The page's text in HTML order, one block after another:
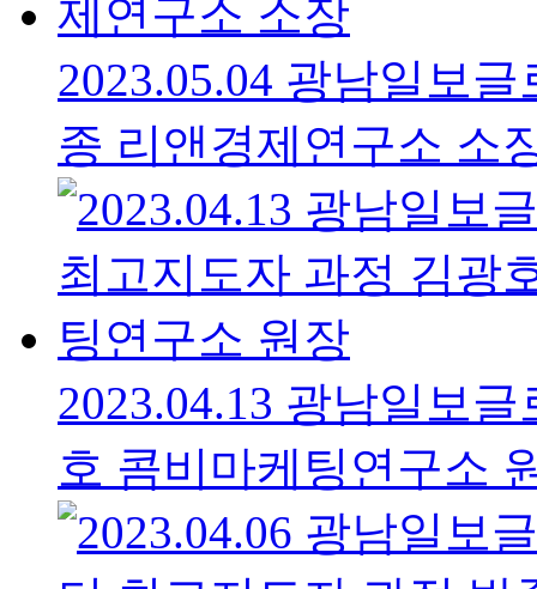
2023.05.04 광남일보
종 리앤경제연구소 소
2023.04.13 광남일보
호 콤비마케팅연구소